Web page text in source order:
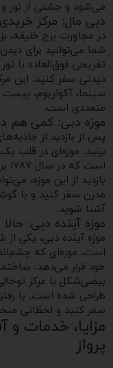
می‌شود و جشنی از نور و
دبی مال: مرکز
در مجاورت برج خلیفه،
شما می‌توانید برای
تفریحی فوق‌العاده با
دیدنی سفر کنید. این
سینما، آکواریوم،
متعددی است.
موزه دبی: کمی هم
پس از بازدید از
بزنید. موزه‌ای در قلب
بازدید از این موزه،
مدرن سفر کنید و با
آشنا شوید.
موزه آینده دبی:
موزه آینده دبی، یکی
است. موزه‌ای که
خود قرار می‌دهد.
بیضی‌شکل با مرکز
طراحی شده است. با
سفر کنید و لحظاتی
مزایا، خدمات و
پرواز